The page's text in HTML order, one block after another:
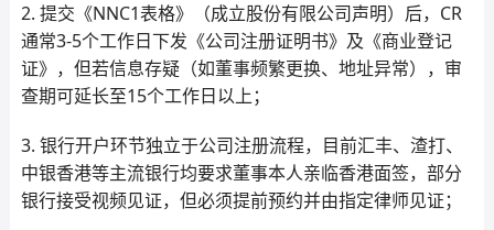
2. 提交《NNC1表格》（成立股份有限公司声明）后，CR
通常3-5个工作日下发《公司注册证明书》及《商业登记
证》，但若信息存疑（如董事频繁更换、地址异常），审
查期可延长至15个工作日以上；
3. 银行开户环节独立于公司注册流程，目前汇丰、渣打、
中银香港等主流银行均要求董事本人亲临香港面签，部分
银行接受视频见证，但必须提前预约并由指定律师见证；